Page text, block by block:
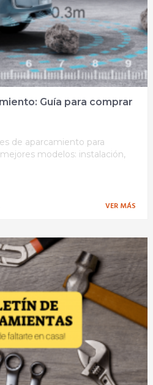
Guía para comprar
de aparcamiento para
modelos: instalación,
VER MÁS